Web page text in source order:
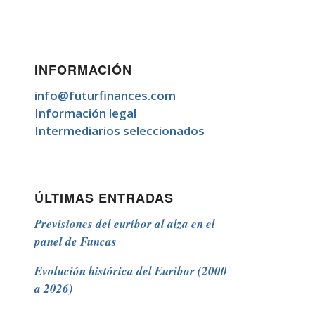
INFORMACIÓN
info@futurfinances.com
Información legal
Intermediarios seleccionados
ÚLTIMAS ENTRADAS
Previsiones del euríbor al alza en el
panel de Funcas
Evolución histórica del Euribor (2000
a 2026)